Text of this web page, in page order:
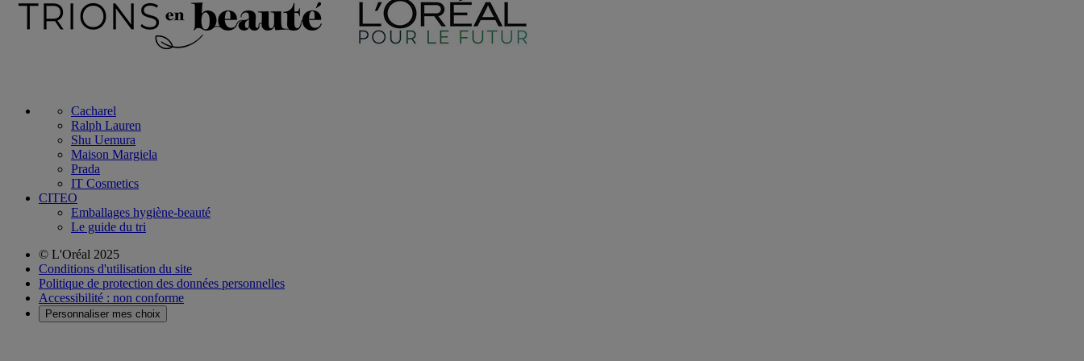
Cacharel
Ralph Lauren
Shu Uemura
Maison Margiela
Prada
IT Cosmetics
CITEO
Emballages hygiène-beauté
Le guide du tri
© L'Oréal 2025
Conditions d'utilisation du site
Politique de protection des données personnelles
Accessibilité : non conforme
Personnaliser mes choix